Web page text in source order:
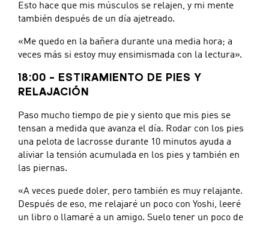
Esto hace que mis músculos se relajen, y mi mente
también después de un día ajetreado.
«Me quedo en la bañera durante una media hora; a
veces más si estoy muy ensimismada con la lectura».
18:00 – ESTIRAMIENTO DE PIES Y
RELAJACIÓN
Paso mucho tiempo de pie y siento que mis pies se
tensan a medida que avanza el día. Rodar con los pies
una pelota de lacrosse durante 10 minutos ayuda a
aliviar la tensión acumulada en los pies y también en
las piernas.
«A veces puede doler, pero también es muy relajante.
Después de eso, me relajaré un poco con Yoshi, leeré
un libro o llamaré a un amigo. Suelo tener un poco de